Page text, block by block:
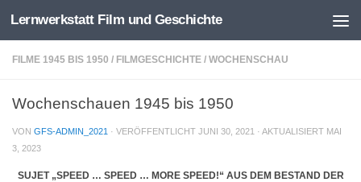
Zum Inhalt springen
Lernwerkstatt Film und Geschichte
FILME 1945 BIS 1950 / FILMGESCHICHTE / WOCHENSCHAU
Wochenschauen 1945 bis 1950
VON GFS-ADMIN_2021 · VERÖFFENTLICHT JUNI 30, 2021 · AKTUALISIERT MAI
3, 2023
SUJET „SPEED … SPEED … MORE SPEED!“ AUS DEM BESTAND DER